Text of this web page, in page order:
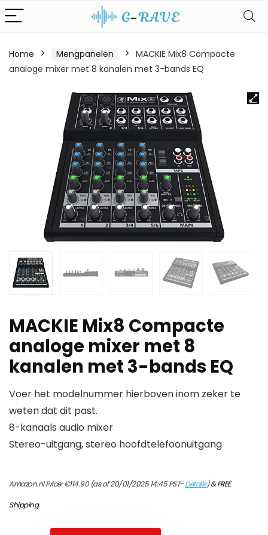
Home Mengpanelen
MACKIE Mix8 Compacte
analoge mixer met 8 kanalen met 3-bands EQ
MACKIE Mix8 Compacte
analoge mixer met 8
kanalen met 3-bands EQ
Voer het modelnummer hierboven inom zeker te
weten dat dit past.
8-kanaals audio mixer
Stereo-uitgang, stereo hoofdtelefoonuitgang
Amazon.nl Price:€114.90(as of 20/01/2025 14:45 PST-Details)&FREE
Shipping.